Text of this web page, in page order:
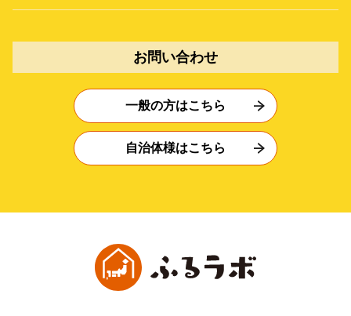
お問い合わせ
一般の方はこちら
自治体様はこちら